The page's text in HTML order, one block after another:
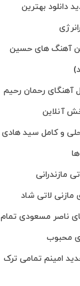
دانلود بهترین
آهنگ های حسین
آهنگای رحمان رحیم
آنلاین
و کامل سید هادی
مازندرانی
مازنی لاتی شاد
ناصر مسعودی تمام
محبوب
امینم تمامی ترک